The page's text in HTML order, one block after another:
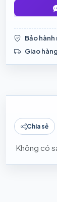
Bảo hành
Giao
Chia sẻ
Không có